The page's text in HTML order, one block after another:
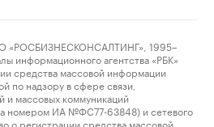
1995–
информационного агентства «РБК»
средства массовой информации
по надзору в сфере связи,
и массовых коммуникаций
номером ИА №ФС77-63848) и сетевого
о регистрации средства массовой